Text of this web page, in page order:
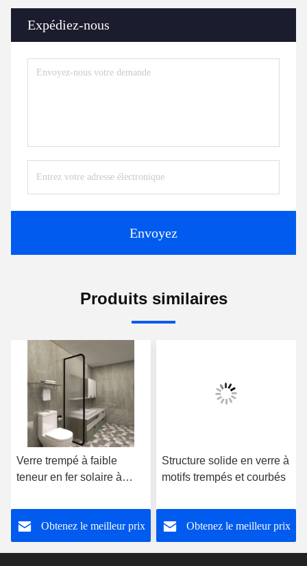
Expédiez-nous
Envoyez
Produits similaires
Verre trempé à faible
teneur en fer solaire à
Super Blanc
Obtenez le meilleur prix
Structure solide en verre à
motifs trempés et courbés
Obtenez le meilleur prix